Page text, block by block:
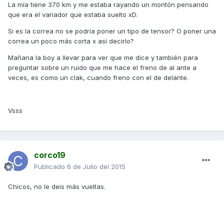
La mía tiene 370 km y me estaba rayando un montón pensando
que era el variador que estaba suelto xD.
Si es la correa no se podría poner un tipo de tensor? O poner una
correa un poco más corta x así decirlo?
Mañana la boy a llevar para ver que me dice y también para
preguntar sobre un ruido que me hace el freno de al ante a
veces, es como un clak, cuando freno con el de delante.
Vsss
corco19
Publicado 6 de Julio del 2015
Chicos, no le deis más vueltas.